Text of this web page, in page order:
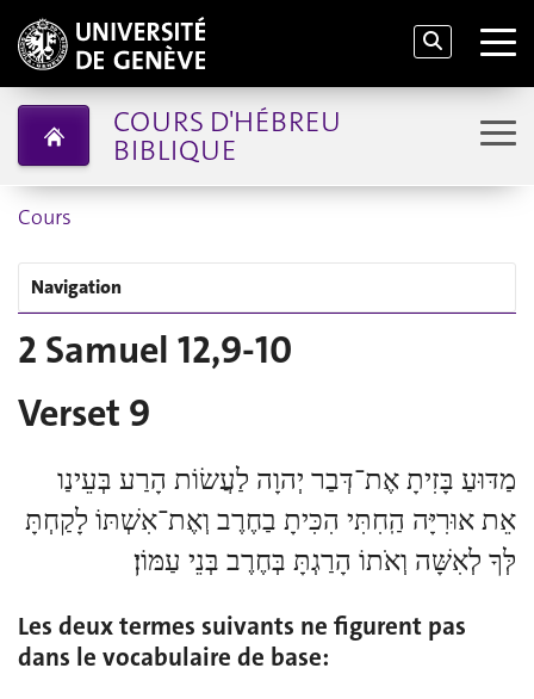
COURS D'HÉBREU
BIBLIQUE
Cours
Navigation
2 Samuel 12,9-10
Verset 9
מַדּוּעַ בָּזִיתָ אֶת־דְּבַר יְהוָה לַעֲשׂוֹת הָרַע בְּעֵינַו
אֵת אוּרִיָּה הַֽחִתִּי הִכִּיתָ בַחֶרֶב וְאֶת־אִשְׁתּוֹ לָקַחְתָּ
לְּךָ לְאִשָּׁה וְאֹתוֹ הָרַגְתָּ בְּחֶרֶב בְּנֵי עַמּוֹן׃
Les deux termes suivants ne figurent pas
dans le vocabulaire de base: